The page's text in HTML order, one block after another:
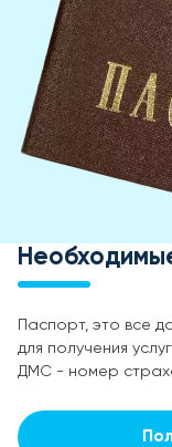
Паспорт, это все
для получения
ДМС - номер